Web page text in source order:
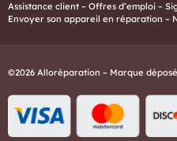
Assistance client – Offres d’emploi –
Envoyer son appareil en réparation –
©2026 Alloréparation – Marque